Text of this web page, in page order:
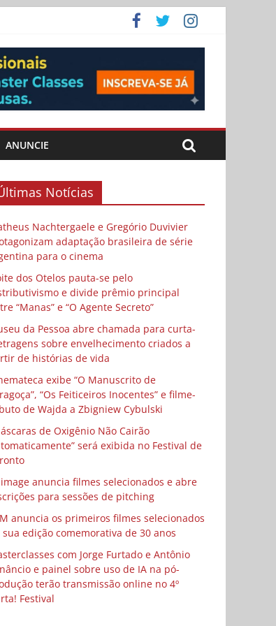
ANUNCIE
Notícias
Nachtergaele e Gregório Duvivier
adaptação brasileira de série
para o cinema
dos Otelos pauta-se pelo
e divide prêmio principal
“Manas” e “O Agente Secreto”
da Pessoa abre chamada para curta-
sobre envelhecimento criados a
de histórias de vida
exibe “O Manuscrito de
“Os Feiticeiros Inocentes” e filme-
de Wajda a Zbigniew Cybulski
de Oxigênio Não Cairão
será exibida no Festival de
anuncia filmes selecionados e abre
para sessões de pitching
anuncia os primeiros filmes selecionados
sua edição comemorativa de 30 anos
com Jorge Furtado e Antônio
e painel sobre uso de IA na pó-
terão transmissão online no 4º
Festival